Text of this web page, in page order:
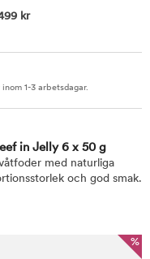
kr
1-3 arbetsdagar.
in Jelly 6 x 50 g
med naturliga
och god smak.
%